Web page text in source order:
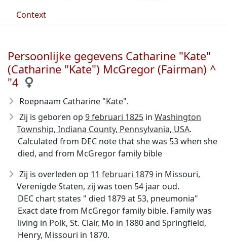
Context
Persoonlijke gegevens Catharine "Kate"
(Catharine "Kate") McGregor (Fairman) ^
"4
Roepnaam Catharine "Kate".
Zij is geboren op 9 februari 1825 in Washington
Township, Indiana County, Pennsylvania, USA.
Calculated from DEC note that she was 53 when she
died, and from McGregor family bible
Zij is overleden op 11 februari 1879 in Missouri,
Verenigde Staten, zij was toen 54 jaar oud.
DEC chart states " died 1879 at 53, pneumonia"
Exact date from McGregor family bible. Family was
living in Polk, St. Clair, Mo in 1880 and Springfield,
Henry, Missouri in 1870.